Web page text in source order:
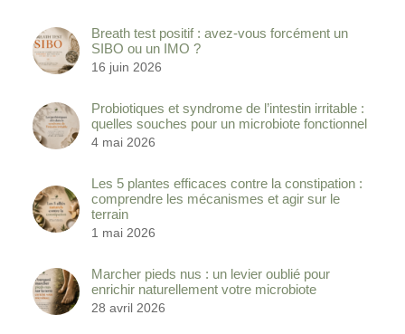
Breath test positif : avez-vous forcément un
SIBO ou un IMO ?
16 juin 2026
Probiotiques et syndrome de l’intestin irritable :
quelles souches pour un microbiote fonctionnel
4 mai 2026
Les 5 plantes efficaces contre la constipation :
comprendre les mécanismes et agir sur le
terrain
1 mai 2026
Marcher pieds nus : un levier oublié pour
enrichir naturellement votre microbiote
28 avril 2026